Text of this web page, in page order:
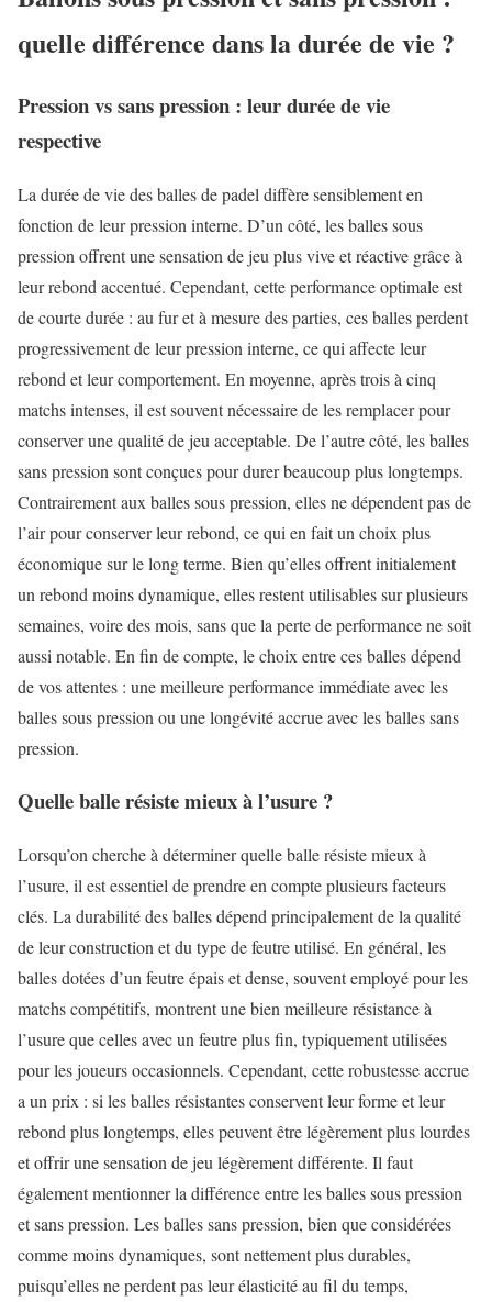
quelle différence dans la durée de vie ?
Pression vs sans pression : leur durée de vie
respective
La durée de vie des balles de padel diffère sensiblement en
fonction de leur pression interne. D’un côté, les balles sous
pression offrent une sensation de jeu plus vive et réactive grâce à
leur rebond accentué. Cependant, cette performance optimale est
de courte durée : au fur et à mesure des parties, ces balles perdent
progressivement de leur pression interne, ce qui affecte leur
rebond et leur comportement. En moyenne, après trois à cinq
matchs intenses, il est souvent nécessaire de les remplacer pour
conserver une qualité de jeu acceptable. De l’autre côté, les balles
sans pression sont conçues pour durer beaucoup plus longtemps.
Contrairement aux balles sous pression, elles ne dépendent pas de
l’air pour conserver leur rebond, ce qui en fait un choix plus
économique sur le long terme. Bien qu’elles offrent initialement
un rebond moins dynamique, elles restent utilisables sur plusieurs
semaines, voire des mois, sans que la perte de performance ne soit
aussi notable. En fin de compte, le choix entre ces balles dépend
de vos attentes : une meilleure performance immédiate avec les
balles sous pression ou une longévité accrue avec les balles sans
pression.
Quelle balle résiste mieux à l’usure ?
Lorsqu’on cherche à déterminer quelle balle résiste mieux à
l’usure, il est essentiel de prendre en compte plusieurs facteurs
clés. La durabilité des balles dépend principalement de la qualité
de leur construction et du type de feutre utilisé. En général, les
balles dotées d’un feutre épais et dense, souvent employé pour les
matchs compétitifs, montrent une bien meilleure résistance à
l’usure que celles avec un feutre plus fin, typiquement utilisées
pour les joueurs occasionnels. Cependant, cette robustesse accrue
a un prix : si les balles résistantes conservent leur forme et leur
rebond plus longtemps, elles peuvent être légèrement plus lourdes
et offrir une sensation de jeu légèrement différente. Il faut
également mentionner la différence entre les balles sous pression
et sans pression. Les balles sans pression, bien que considérées
comme moins dynamiques, sont nettement plus durables,
puisqu’elles ne perdent pas leur élasticité au fil du temps,